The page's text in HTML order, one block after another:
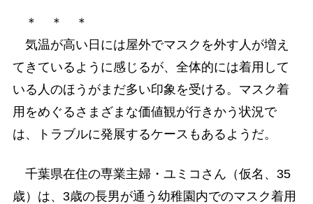
＊ ＊ ＊
気温が高い日には屋外でマスクを外す人が増え
てきているように感じるが、全体的には着用して
いる人のほうがまだ多い印象を受ける。マスク着
用をめぐるさまざまな価値観が行きかう状況で
は、トラブルに発展するケースもあるようだ。
千葉県在住の専業主婦・ユミコさん（仮名、35
歳）は、3歳の長男が通う幼稚園内でのマスク着用